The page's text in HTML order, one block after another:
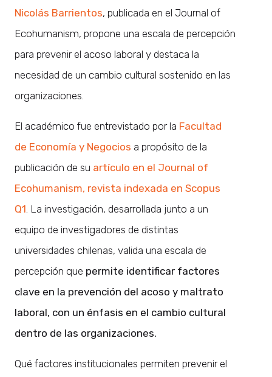
Nicolás Barrientos, publicada en el Journal of
Ecohumanism, propone una escala de percepción
para prevenir el acoso laboral y destaca la
necesidad de un cambio cultural sostenido en las
organizaciones.
El académico fue entrevistado por la Facultad
de Economía y Negocios a propósito de la
publicación de su artículo en el Journal of
Ecohumanism, revista indexada en Scopus
Q1 . La investigación, desarrollada junto a un
equipo de investigadores de distintas
universidades chilenas, valida una escala de
percepción que permite identificar factores
clave en la prevención del acoso y maltrato
laboral, con un énfasis en el cambio cultural
dentro de las organizaciones.
Qué factores institucionales permiten prevenir el